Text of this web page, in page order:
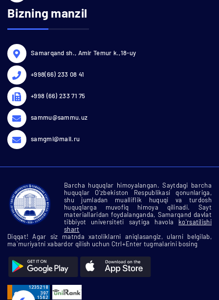
Bizning manzil
Samarqand sh., Amir Temur k.,18-uy
+998(66) 233 08 41
+998 (66) 233 71 75
sammu@sammu.uz
samgmi@mail.ru
Barcha huquqlar himoyalangan. Saytdagi barcha
huquqlar O'zbekiston Respublikasi qonunlariga,
shu jumladan mualliflik huquqi va turdosh
huquqlarga muvofiq himoya qilinadi. Sayt
materiallaridan foydalanganda, Samarqand davlat
tibbiyot universiteti saytiga havola ko'rsatilishi
shart
Diqqat! Agar siz matnda xatoliklarni aniqlasangiz, ularni belgilab,
ma`muriyatni xabardor qilish uchun Ctrl+Enter tugmalarini bosing